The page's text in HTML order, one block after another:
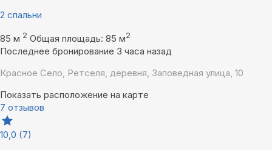
2 спальни
85 м 2 Общая площадь: 85 м2
Последнее бронирование 3 часа назад
Красное Село, Ретселя, деревня, Заповедная улица, 10
Показать расположение на карте
7 отзывов
10,0 (7)